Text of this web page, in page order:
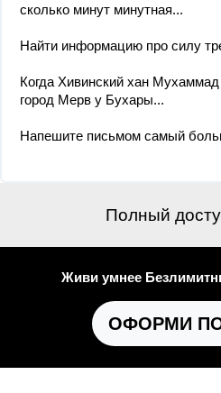
сколько минут минутная...
Найти информацию про силу
Когда Хивинский хан
город Мерв у Бухары...
Напешите письмом самый
Полный
Живи умнее
ОФОРМИ